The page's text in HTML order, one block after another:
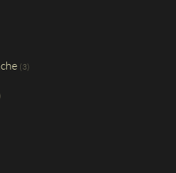
(3)